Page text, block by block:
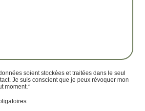
soient stockées et traitées dans le seul
Je suis conscient que je peux révoquer mon
moment.*